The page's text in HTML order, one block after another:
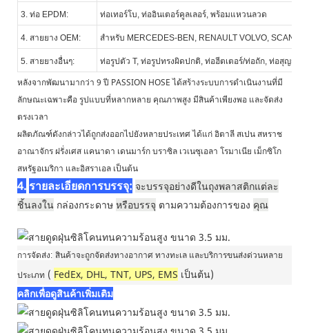
3. ท่อ EPDM: ท่อเทอร์โบ, ท่ออินเตอร์คูลเลอร์, พร้อมแหวนลวด
4. สายยาง OEM: สำหรับ MERCEDES-BEN, RENAULT VOLVO, SCANIA,
5. สายยางอื่นๆ: ท่อรูปตัว T, ท่อรูปทรงผิดปกติ, ท่อฮีตเตอร์/ท่อถัก, ท่อสุญญา
หลังจากพัฒนามากว่า 9 ปี PASSION HOSE ได้สร้างระบบการดำเนินงานที่มี
ลักษณะเฉพาะคือ รูปแบบที่หลากหลาย คุณภาพสูง มีสินค้าเพียงพอ และจัดส่ง
ตรงเวลา
ผลิตภัณฑ์ดังกล่าวได้ถูกส่งออกไปยังหลายประเทศ ได้แก่ อิตาลี สเปน สหราช
อาณาจักร ฝรั่งเศส แคนาดา เดนมาร์ก บราซิล เวเนซุเอลา โรมาเนีย เม็กซิโก
สหรัฐอเมริกา และอิสราเอล เป็นต้น
4. รายละเอียดการบรรจุ: จะบรรจุอย่างดีในถุงพลาสติกแต่ละ
ชิ้นลงใน กล่องกระดาษ หรือบรรจุ ตามความต้องการของ คุณ
การจัดส่ง: สินค้าจะถูกจัดส่งทางอากาศ ทางทะเล และบริการขนส่งด่วนหลาย
ประเภท ( FedEx, DHL, TNT, UPS, EMS เป็นต้น)
คลิกเพื่อดูสินค้าเพิ่มเติม